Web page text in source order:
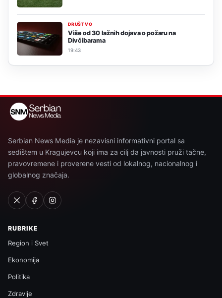
DRUŠTVO
Više od 30 lažnih dojava o požaru na
Divčibarama
19:43
Serbian News Media je nezavisni informativni portal sa
sedištem u Kragujevcu koji ima za cilj da javnosti pruži tačne,
pravovremene i proverene vesti od lokalnog, nacionalnog i
globalnog značaja.
RUBRIKE
Region i Svet
Ekonomija
Politika
Zdravlje